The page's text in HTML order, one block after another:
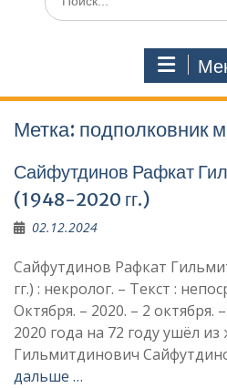
по:
Метка: подполковник
Сайфутдинов Рафкат
(1948-2020 гг.)
02.12.2024
Сайфутдинов Рафкат
гг.) : некролог. – Текст :
Октября. – 2020. – 2
2020 года на 72 году ушёл
Гильмитдинович
дальше …